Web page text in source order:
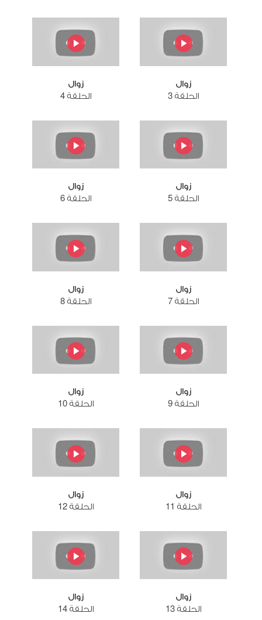
زوال
الحلقة 3
زوال
الحلقة 4
زوال
الحلقة 5
زوال
الحلقة 6
زوال
الحلقة 7
زوال
الحلقة 8
زوال
الحلقة 9
زوال
الحلقة 10
زوال
الحلقة 11
زوال
الحلقة 12
زوال
الحلقة 13
زوال
الحلقة 14